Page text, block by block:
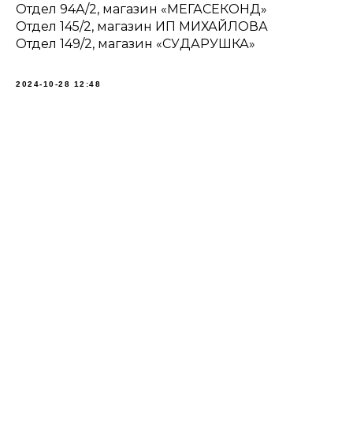
Отдел 94А/2, магазин «МЕГАСЕКОНД»
Отдел 145/2, магазин ИП МИХАЙЛОВА
Отдел 149/2, магазин «СУДАРУШКА»
2024-10-28 12:48